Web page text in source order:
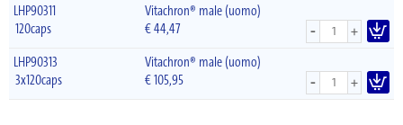
LHP90311
Vitachron® male (uomo)
120caps
€44,47 - +
LHP90313
Vitachron® male (uomo)
3x120caps
€105,95 - +